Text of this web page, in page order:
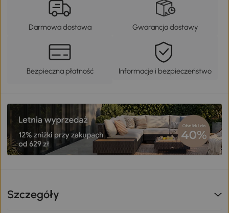
Darmowa dostawa Gwarancja dostawy
Bezpieczna płatność Informacje i bezpieczeństwo
Szczegóły